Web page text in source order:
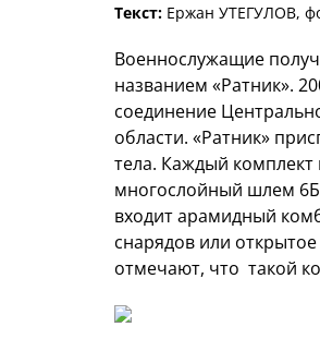
Текст: Ержан УТЕГУЛОВ,
Военнослужащие
названием «Ратник».
соединение
области. «Ратник»
тела. Каждый комплект
многослойный шлем
входит арамидный
снарядов или
отмечают, что такой